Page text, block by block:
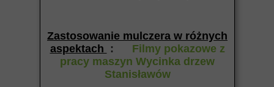
Zastosowanie mulczera w różnych
aspektach
:
Filmy pokazowe z
pracy maszyn Wycinka drzew
Stanisławów